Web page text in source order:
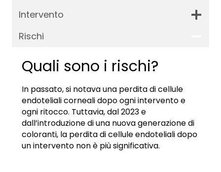
Intervento
Rischi
Quali sono i rischi?
In passato, si notava una perdita di cellule
endoteliali corneali dopo ogni intervento e
ogni ritocco. Tuttavia, dal 2023 e
dall’introduzione di una nuova generazione di
coloranti, la perdita di cellule endoteliali dopo
un intervento non è più significativa.